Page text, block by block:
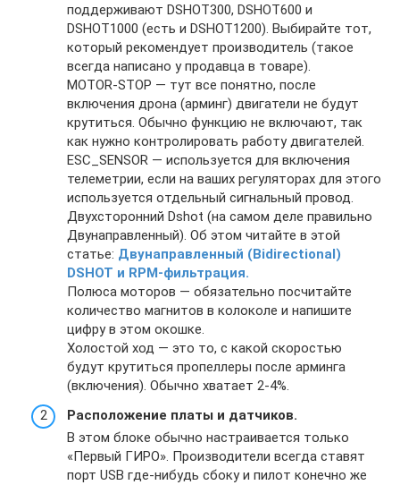
поддерживают DSHOT300, DSHOT600 и
DSHOT1000 (есть и DSHOT1200). Выбирайте тот,
который рекомендует производитель (такое
всегда написано у продавца в товаре).
MOTOR-STOP — тут все понятно, после
включения дрона (арминг) двигатели не будут
крутиться. Обычно функцию не включают, так
как нужно контролировать работу двигателей.
ESC_SENSOR — используется для включения
телеметрии, если на ваших регуляторах для этого
используется отдельный сигнальный провод.
Двухсторонний Dshot (на самом деле правильно
Двунаправленный). Об этом читайте в этой
статье: Двунаправленный (Bidirectional)
DSHOT и RPM-фильтрация.
Полюса моторов — обязательно посчитайте
количество магнитов в колоколе и напишите
цифру в этом окошке.
Холостой ход — это то, с какой скоростью
будут крутиться пропеллеры после арминга
(включения). Обычно хватает 2-4%.
Расположение платы и датчиков.
В этом блоке обычно настраивается только
«Первый ГИРО». Производители всегда ставят
порт USB где-нибудь сбоку и пилот конечно же